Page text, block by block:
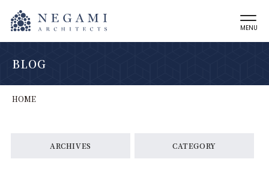
MENU
BLOG
HOME
ARCHIVES CATEGORY